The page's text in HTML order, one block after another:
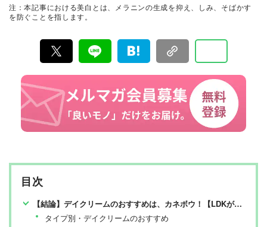
業界の発展に寄与。消費者目線で実使用に則した手法・
評価を心がけている。
編集者・ライターを経て『MONOQLO』編集部を経験。
『LDK the Beauty』では、女性の悩みに寄り添い、日常
す。とくに関心のある分野は、髪や頭皮のケアです。
美容とコスメのおすすめベストバイ
LDK the Beauty編集部
『LDK the Beauty』は2015年8月19日に発刊、晋遊舎か
ら毎月22日に発行されている「世界でただ1つ、コスメを
本音で評価する雑誌」および、美容情報のおすすめメデ
ィアです。コスメやスキンケア製品を多角的に検証し、
その実力を忖度なしで評価しています。『LDK the Beau
ty』の展開は雑誌にとどまらず、Instagramなど様々なメ
ディアで情報を発信中。姉妹誌であるテストする女性誌
集体制で日々の検証・記事制作を行っています。
注：本記事における美白とは、メラニンの生成を抑え、しみ、そばかす
を防ぐことを指します。
目次
【結論】デイクリームのおすすめは、カネボウ！【LDKが検証】
タイプ別・デイクリームのおすすめ